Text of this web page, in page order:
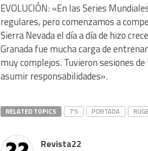
EVOLUCIÓN: «En las Series
regulares, pero comenzamos a
Sierra Nevada el día a día de hizo
Granada fue mucha carga de
muy complejos. Tuvieron sesiones
asumir responsabilidades».
RELATED TOPICS 7'S PORTADA
Revista22